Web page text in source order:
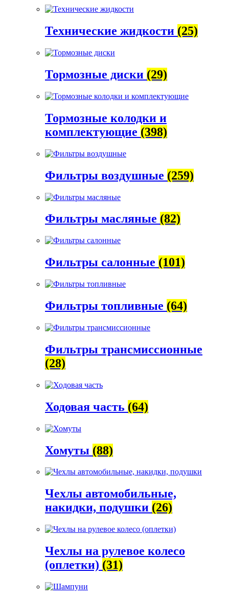
Технические жидкости (25)
Тормозные диски (29)
Тормозные колодки и
комплектующие (398)
Фильтры воздушные (259)
Фильтры масляные (82)
Фильтры салонные (101)
Фильтры топливные (64)
Фильтры трансмиссионные
(28)
Ходовая часть (64)
Хомуты (88)
Чехлы автомобильные,
накидки, подушки (26)
Чехлы на рулевое колесо
(оплетки) (31)